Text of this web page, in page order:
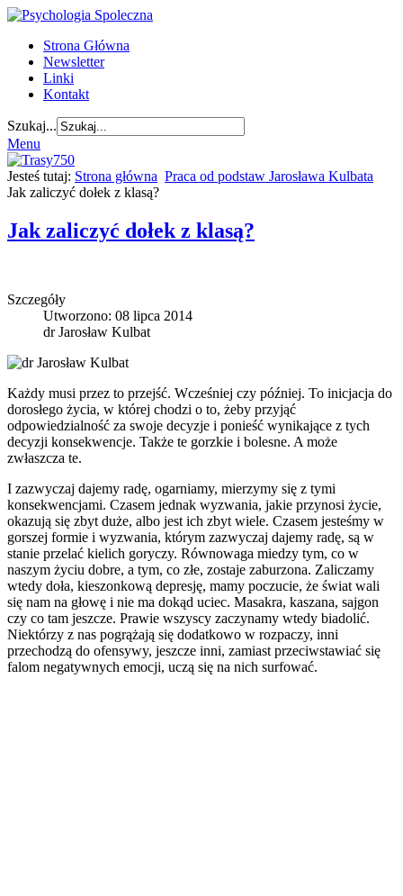
Strona Główna
Newsletter
Linki
Kontakt
Szukaj...
Menu
Jesteś tutaj: Strona główna Praca od podstaw Jarosława Kulbata
Jak zaliczyć dołek z klasą?
Jak zaliczyć dołek z klasą?
Szczegóły
Utworzono: 08 lipca 2014
dr Jarosław Kulbat
Każdy musi przez to przejść. Wcześniej czy później. To inicjacja do
dorosłego życia, w której chodzi o to, żeby przyjąć
odpowiedzialność za swoje decyzje i ponieść wynikające z tych
decyzji konsekwencje. Także te gorzkie i bolesne. A może
zwłaszcza te.
I zazwyczaj dajemy radę, ogarniamy, mierzymy się z tymi
konsekwencjami. Czasem jednak wyzwania, jakie przynosi życie,
okazują się zbyt duże, albo jest ich zbyt wiele. Czasem jesteśmy w
gorszej formie i wyzwania, którym zazwyczaj dajemy radę, są w
stanie przelać kielich goryczy. Równowaga miedzy tym, co w
naszym życiu dobre, a tym, co złe, zostaje zaburzona. Zaliczamy
wtedy doła, kieszonkową depresję, mamy poczucie, że świat wali
się nam na głowę i nie ma dokąd uciec. Masakra, kaszana, sajgon
czy co tam jeszcze. Prawie wszyscy zaczynamy wtedy biadolić.
Niektórzy z nas pogrążają się dodatkowo w rozpaczy, inni
przechodzą do ofensywy, jeszcze inni, zamiast przeciwstawiać się
falom negatywnych emocji, uczą się na nich surfować.